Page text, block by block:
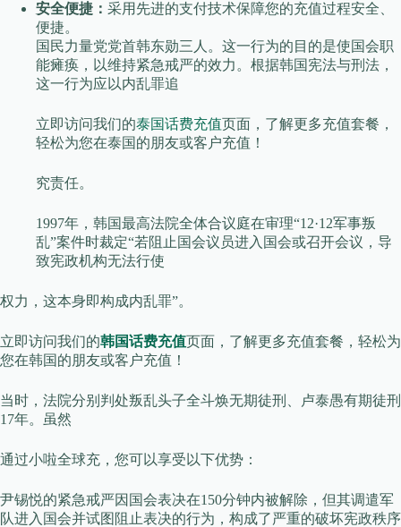
安全便捷： 采用先进的支付技术保障您的充值过程安全、
便捷。
国民力量党党首韩东勋三人。这一行为的目的是使国会职
能瘫痪，以维持紧急戒严的效力。根据韩国宪法与刑法，
这一行为应以内乱罪追
立即访问我们的泰国话费充值页面，了解更多充值套餐，
轻松为您在泰国的朋友或客户充值！
究责任。
1997年，韩国最高法院全体合议庭在审理“12·12军事叛
乱”案件时裁定“若阻止国会议员进入国会或召开会议，导
致宪政机构无法行使
权力，这本身即构成内乱罪”。
立即访问我们的韩国话费充值页面，了解更多充值套餐，轻松为
您在韩国的朋友或客户充值！
当时，法院分别判处叛乱头子全斗焕无期徒刑、卢泰愚有期徒刑
17年。虽然
通过小啦全球充，您可以享受以下优势：
尹锡悦的紧急戒严因国会表决在150分钟内被解除，但其调遣军
队进入国会并试图阻止表决的行为，构成了严重的破坏宪政秩序